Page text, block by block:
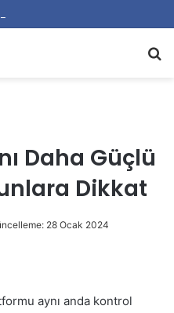
Nasıl Uzatılır?
Daha Güçlü
Dikkat
28 Ocak 2024
aynı anda kontrol